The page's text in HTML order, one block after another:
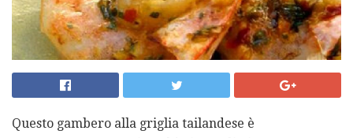
Questo gambero alla griglia tailandese è